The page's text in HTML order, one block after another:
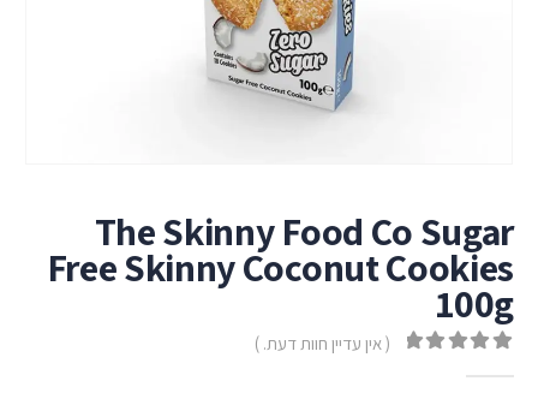
The Skinny Food Co Sugar
Free Skinny Coconut Cookies
100g
( אין עדיין חוות דעת. )